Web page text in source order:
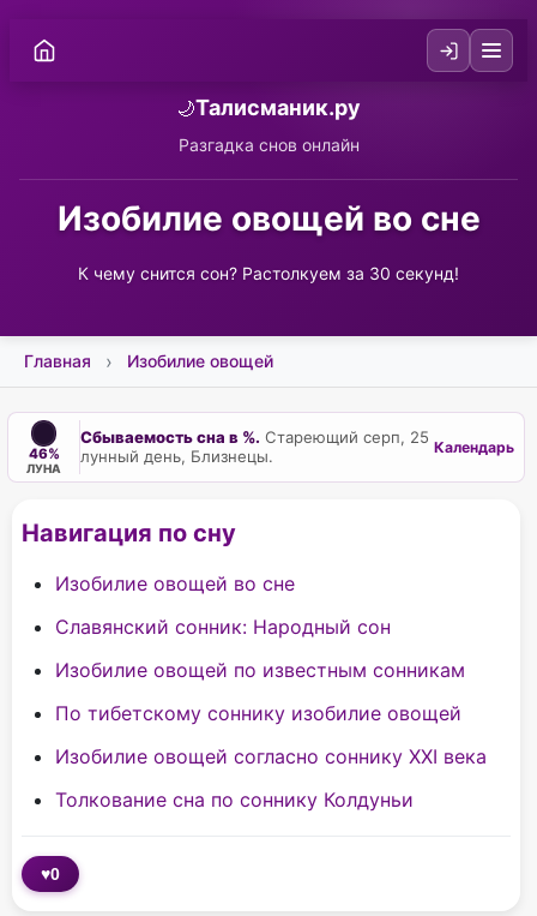
🌙Талисманик.ру
Разгадка снов онлайн
Изобилие овощей во сне
К чему снится сон? Растолкуем за 30 секунд!
Главная Изобилие овощей
46%
ЛУНА
Сбываемость сна в %. Стареющий серп, 25
лунный день, Близнецы.
Календарь
Навигация по сну
Изобилие овощей во сне
Славянский сонник: Народный сон
Изобилие овощей по известным сонникам
По тибетскому соннику изобилие овощей
Изобилие овощей согласно соннику XXI века
Толкование сна по соннику Колдуньи
♥0